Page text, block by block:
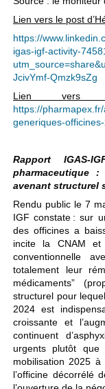
Lien vers le post
https://
igas-igf-activity-
JcivYmf-Qmzk9sZg
Lien vers
https://
generiques-
Rapport
pharmaceutique
avenant structurel
Rendu public le 7
IGF constate : sur
des officines a
incite la CNAM
conventionnelle
totalement leur
médicaments”
structurel pour
2024 est
croissante et
continuent
urgents plutôt que
mobilisation 2025
l’officine décorrélé